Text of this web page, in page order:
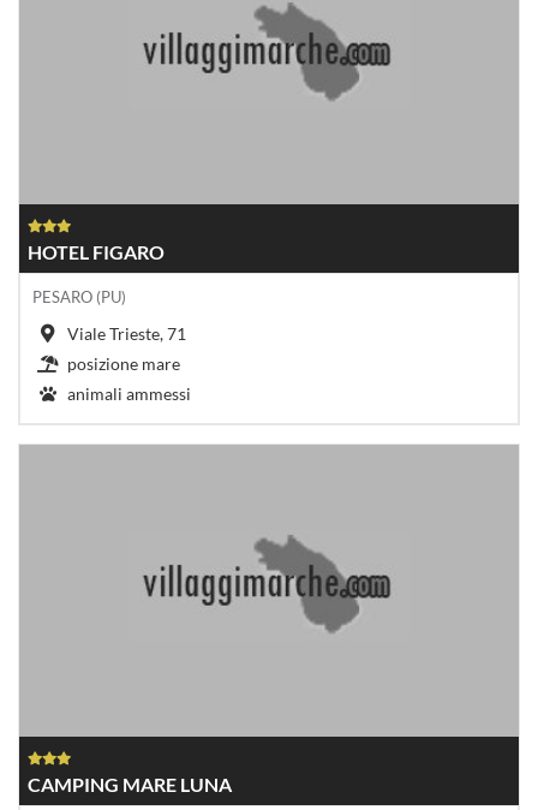
HOTEL FIGARO
PESARO (PU)
Viale Trieste, 71
posizione mare
animali ammessi
CAMPING MARE LUNA